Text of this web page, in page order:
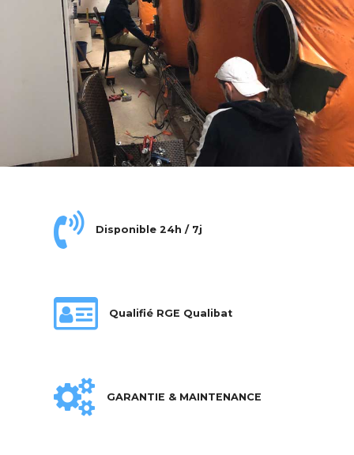
Disponible 24h / 7j
Qualifié RGE Qualibat
GARANTIE & MAINTENANCE